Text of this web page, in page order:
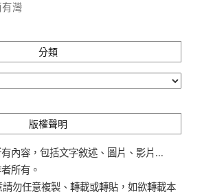
灣
分類
版權聲明
內容，包括文字敘述、圖片、影片...
所有。
勿任意複製、轉載或轉貼，如欲轉載本